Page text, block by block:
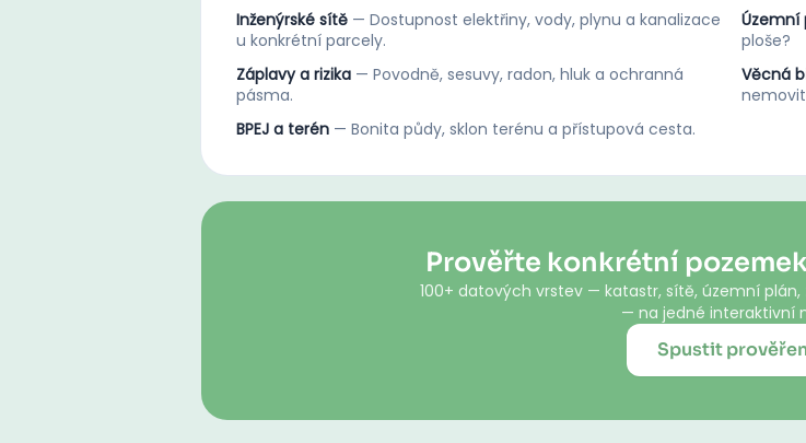
Inženýrské sítě — Dostupnost elektřiny, vody, plynu a kanalizace
u konkrétní parcely.
Územní
ploše?
Záplavy a rizika — Povodně, sesuvy, radon, hluk a ochranná
pásma.
Věcná
BPEJ a terén — Bonita půdy, sklon terénu a přístupová cesta.
Prověřte konkrétní
100+ datových vrstev — katastr, sítě, územní
— na jedné interaktivní
Spustit